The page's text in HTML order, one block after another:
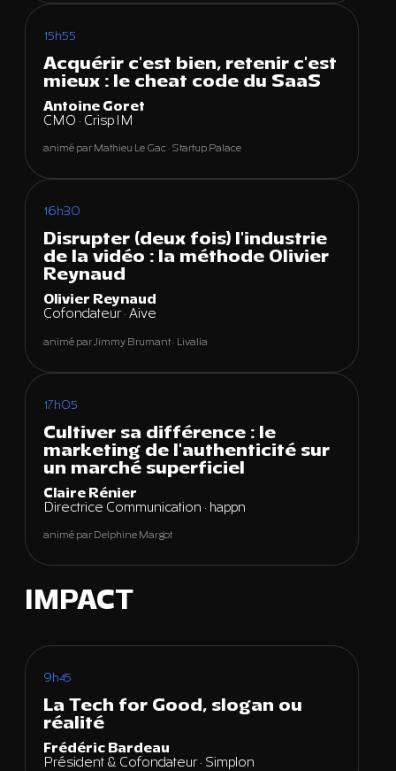
15h55
Acquérir c'est bien, retenir c'est
mieux : le cheat code du SaaS
Antoine Goret
CMO · Crisp IM
animé par Mathieu Le Gac · Startup Palace
16h30
Disrupter (deux fois) l'industrie
de la vidéo : la méthode Olivier
Reynaud
Olivier Reynaud
Cofondateur · Aive
animé par Jimmy Brumant · Livalia
17h05
Cultiver sa différence : le
marketing de l'authenticité sur
un marché superficiel
Claire Rénier
Directrice Communication · happn
animé par Delphine Margot
IMPACT
9h45
La Tech for Good, slogan ou
réalité
Frédéric Bardeau
Président & Cofondateur · Simplon